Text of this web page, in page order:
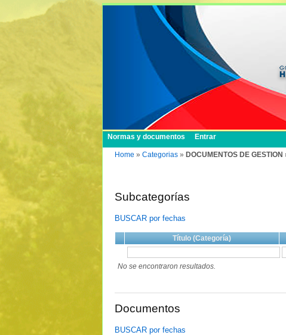
Normas y documentos Entrar
Home » Categorias » DOCUMENTOS DE
Subcategorías
BUSCAR por fechas
Título (Categoría)
No se encontraron resultados.
Documentos
BUSCAR por fechas